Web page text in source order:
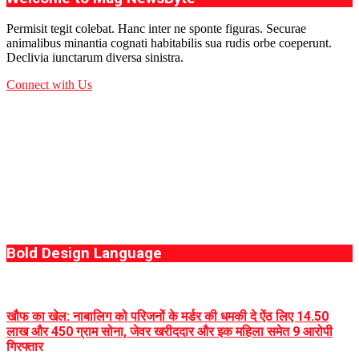
Permisit tegit colebat. Hanc inter ne sponte figuras. Securae
animalibus minantia cognati habitabilis sua rudis orbe coeperunt.
Declivia iunctarum diversa sinistra.
Connect with Us
Bold Design Language
खौफ का खेल: नाबालिग को परिजनों के मर्डर की धमकी दे ऐंठ लिए 14.50
लाख और 450 ग्राम सोना, जेवर खरीददार और इक महिला समेत 9 आरोपी
गिरफ्तार